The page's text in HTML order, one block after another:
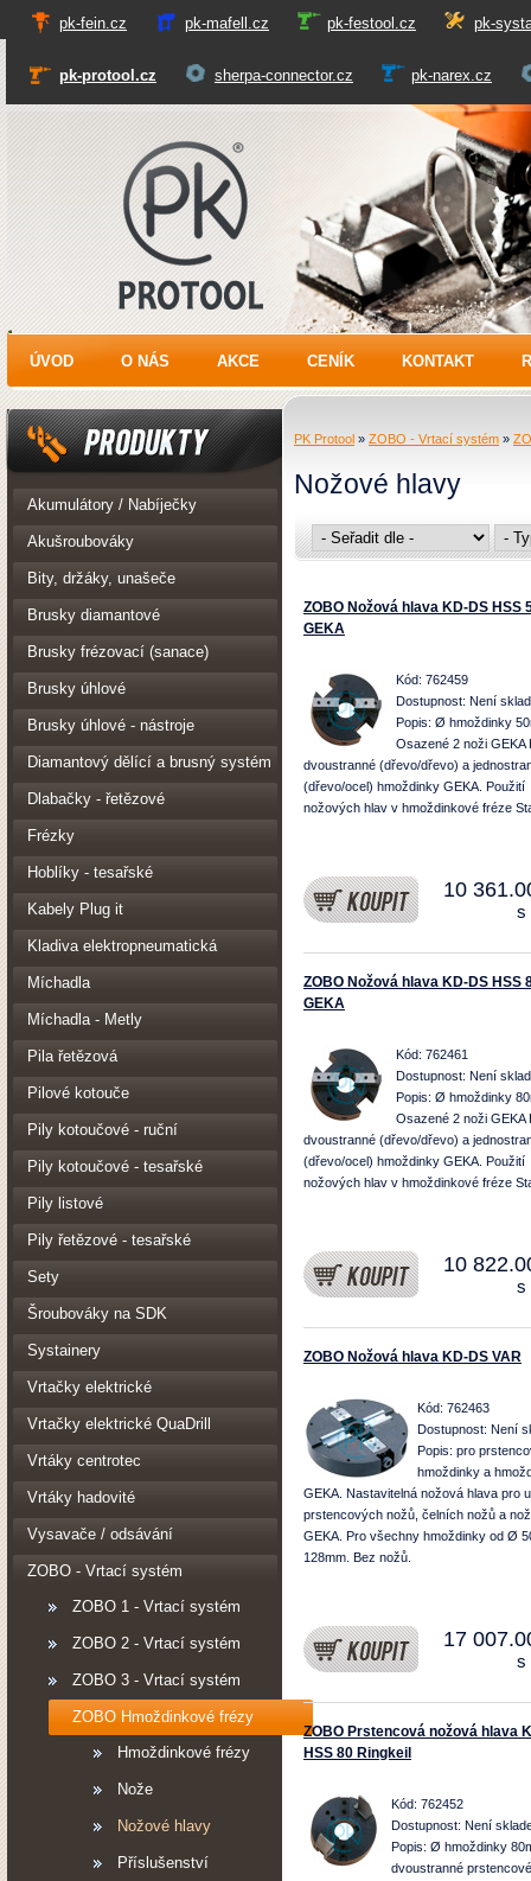
pk-fein.cz pk-mafell.cz pk-festool.cz pk-
pk-protool.cz sherpa-connector.cz pk-narex.cz
PK Protool
ÚVOD O NÁS AKCE CENÍK KONTAKT
Produkty
Akumulátory / Nabíječky
Akušroubováky
Bity, držáky, unašeče
Brusky diamantové
Brusky frézovací (sanace)
Brusky úhlové
Brusky úhlové - nástroje
Diamantový dělící a brusný systém
Dlabačky - řetězové
Frézky
Hoblíky - tesařské
Kabely Plug it
Kladiva elektropneumatická
Míchadla
Míchadla - Metly
Pila řetězová
Pilové kotouče
Pily kotoučové - ruční
Pily kotoučové - tesařské
Pily listové
Pily řetězové - tesařské
Sety
Šroubováky na SDK
Systainery
Vrtačky elektrické
Vrtačky elektrické QuaDrill
Vrtáky centrotec
Vrtáky hadovité
Vysavače / odsávání
ZOBO - Vrtací systém
ZOBO 1 - Vrtací systém
ZOBO 2 - Vrtací systém
ZOBO 3 - Vrtací systém
ZOBO Hmoždinkové frézy
Hmoždinkové frézy
Nože
Nožové hlavy
Příslušenství
PK Protool » ZOBO - Vrtací systém »
Nožové hlavy
ZOBO Nožová hlava KD-DS HSS
GEKA
Kód: 762459
Dostupnost: Není
Popis: Ø hmoždinky
Osazené 2 noži GEKA
dvoustranné (dřevo/dřevo) a
(dřevo/ocel) hmoždinky GEKA. Použití
nožových hlav v hmoždinkové fréze
10
s
ZOBO Nožová hlava KD-DS HSS
GEKA
Kód: 762461
Dostupnost: Není
Popis: Ø hmoždinky
Osazené 2 noži GEKA
dvoustranné (dřevo/dřevo) a
(dřevo/ocel) hmoždinky GEKA. Použití
nožových hlav v hmoždinkové fréze
10
s
ZOBO Nožová hlava KD-DS VAR
Kód: 762463
Dostupnost: Není
Popis: pro
hmoždinky a
GEKA. Nastavitelná nožová hlava pro
prstencových nožů, čelních nožů a
GEKA. Pro všechny hmoždinky od Ø
128mm. Bez nožů.
17
s
ZOBO Prstencová nožová hlava
HSS 80 Ringkeil
Kód: 762452
Dostupnost: Není
Popis: Ø hmoždinky
dvoustranné prstencové